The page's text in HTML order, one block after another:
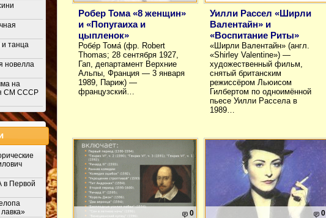
Робер Тома «8 женщин»
и «Попугаиха и
цыпленок»
Робе́р Тома́ (фр. Robert
Thomas; 28 сентября 1927,
Гап, департамент Верхние
Альпы, Франция — 3 января
1989, Париж) —
французский…
Уилли Рассел «Ширли
Валентайн» и
«Воспитание Риты»
«Ширли Валентайн» (англ.
«Shirley Valentine») —
художественный фильм,
снятый британским
режиссёром Льюисом
Гилбертом по одноимённой
пьесе Уилли Рассела в
1989…
0 0
и танца
новелла
на
СМ СССР
Первой